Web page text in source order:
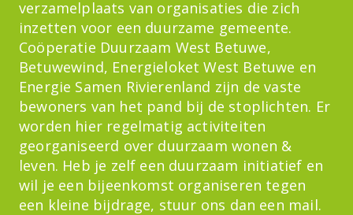
verzamelplaats van organisaties die zich
inzetten voor een duurzame gemeente.
Coöperatie Duurzaam West Betuwe,
Betuwewind, Energieloket West Betuwe en
Energie Samen Rivierenland zijn de vaste
bewoners van het pand bij de stoplichten. Er
worden hier regelmatig activiteiten
georganiseerd over duurzaam wonen &
leven. Heb je zelf een duurzaam initiatief en
wil je een bijeenkomst organiseren tegen
een kleine bijdrage, stuur ons dan een mail.